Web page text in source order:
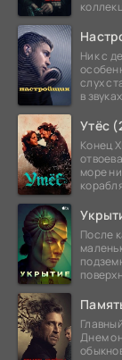
Ник с
слух
в
Утёс
Конец
море
После
Днем